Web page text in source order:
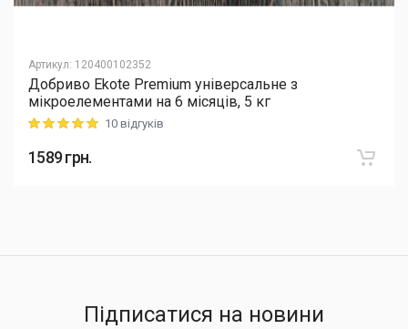
Артикул: 120400102352
Добриво Еkote Premium універсальне з
мікроелементами на 6 місяців, 5 кг
Rating: 5 out of 510 відгуків
1589грн.
Підписатися на новини